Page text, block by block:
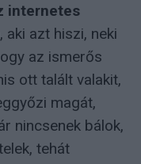
internetes
aki azt hiszi, neki
az ismerős
ott talált valakit,
magát,
nincsenek bálok,
tehát